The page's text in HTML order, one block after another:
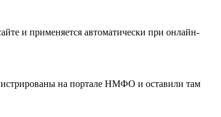
и применяется автоматически при онлайн-
на портале НМФО и оставили там